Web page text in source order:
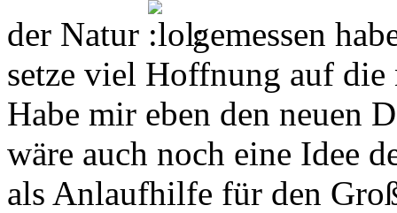
der Natur
gemessen
setze viel Hoffnung auf die
Habe mir eben den neuen
wäre auch noch eine Idee
als Anlaufhilfe für den